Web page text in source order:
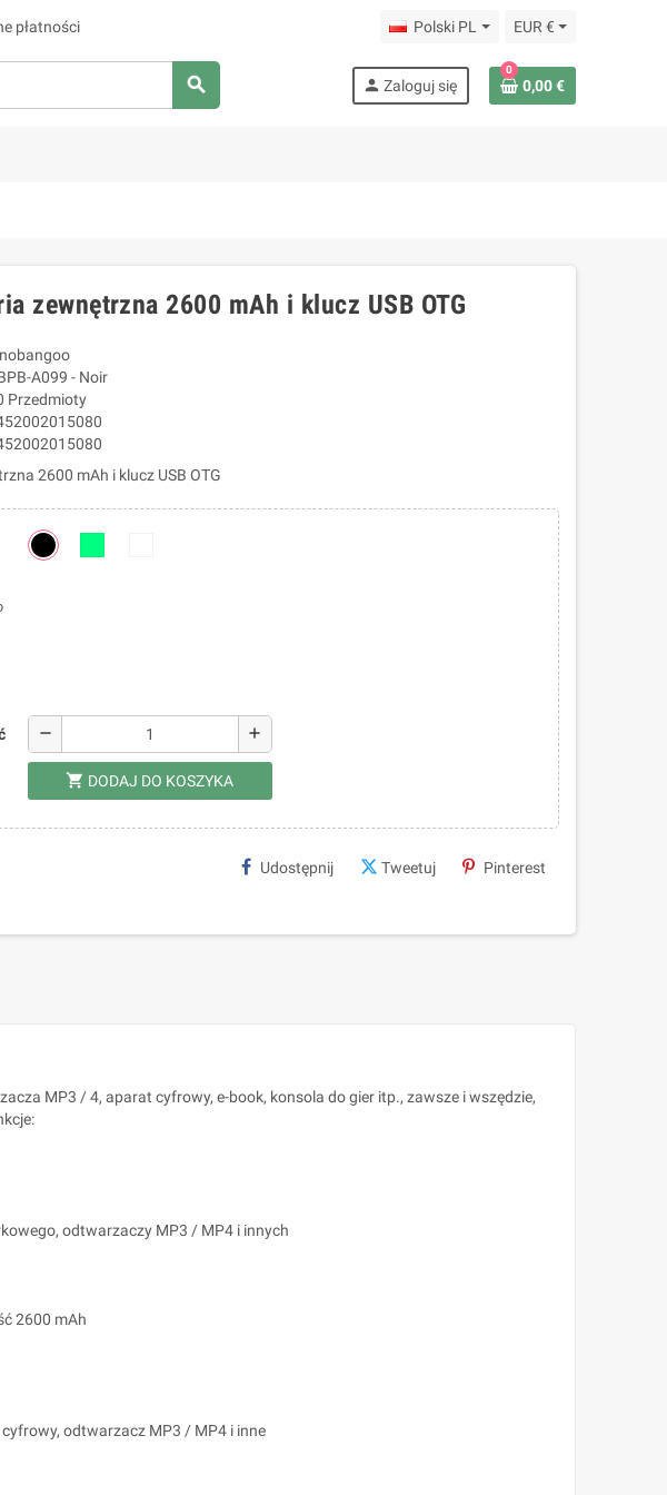
płatności Polski PL EUR €
search person Zaloguj się
0
0,00 €
zewnętrzna 2600 mAh i klucz USB OTG
A099 - Noir
Przedmioty
2600 mAh i klucz USB OTG
remove add
shopping_cart DODAJ DO KOSZYKA
Udostępnij Tweetuj Pinterest
MP3 / 4, aparat cyfrowy, e-book, konsola do gier itp., zawsze i wszędzie,
odtwarzaczy MP3 / MP4 i innych
2600 mAh
odtwarzacz MP3 / MP4 i inne